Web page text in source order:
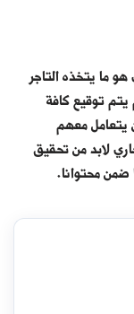
هو ما يتخذه التاجر
يتم توقيع كافة
يتعامل معهم
لابد من تحقيق
ضمن محتوانا.